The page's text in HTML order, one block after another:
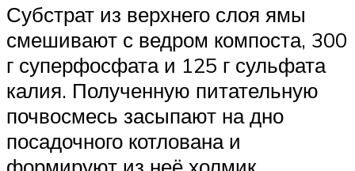
Субстрат из верхнего слоя ямы
смешивают с ведром компоста, 300
г суперфосфата и 125 г сульфата
калия. Полученную питательную
почвосмесь засыпают на дно
посадочного котлована и
формируют из неё холмик.